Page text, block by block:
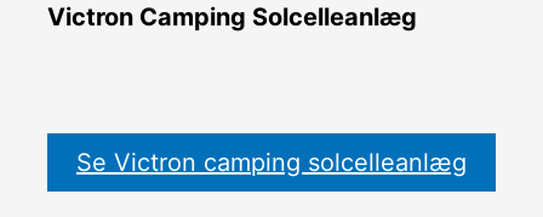
Victron Camping Solcelleanlæg
Se Victron camping solcelleanlæg